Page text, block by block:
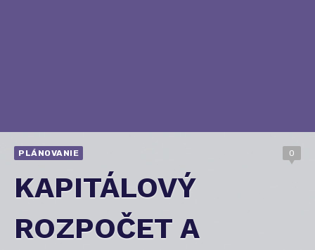
PLÁNOVANIE 0
KAPITÁLOVÝ
ROZPOČET A